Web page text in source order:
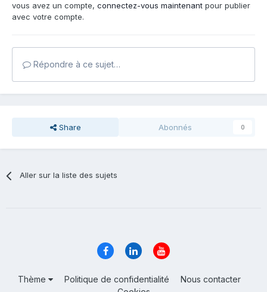
vous avez un compte, connectez-vous maintenant pour publier
avec votre compte.
Répondre à ce sujet…
Share Abonnés 0
Aller sur la liste des sujets
Thème Politique de confidentialité
Nous contacter